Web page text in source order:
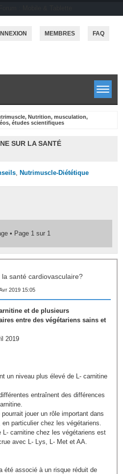
MEMBRES FAQ
Nutrition, musculation,
études scientifiques
SUR LA SANTÉ
,Nutrimuscle-Diététique
• Page 1sur 1
santé cardiovasculaire?
2019 15:05
et de plusieurs
entre des végétariens sains et
2019
un niveau plus élevé de L- carnitine
entraînent des différences
jouer un rôle important dans
particulier chez les végétariens.
L- carnitine chez les végétariens est
avec L- Lys, L- Met et AA.
été associé à un risque réduit de